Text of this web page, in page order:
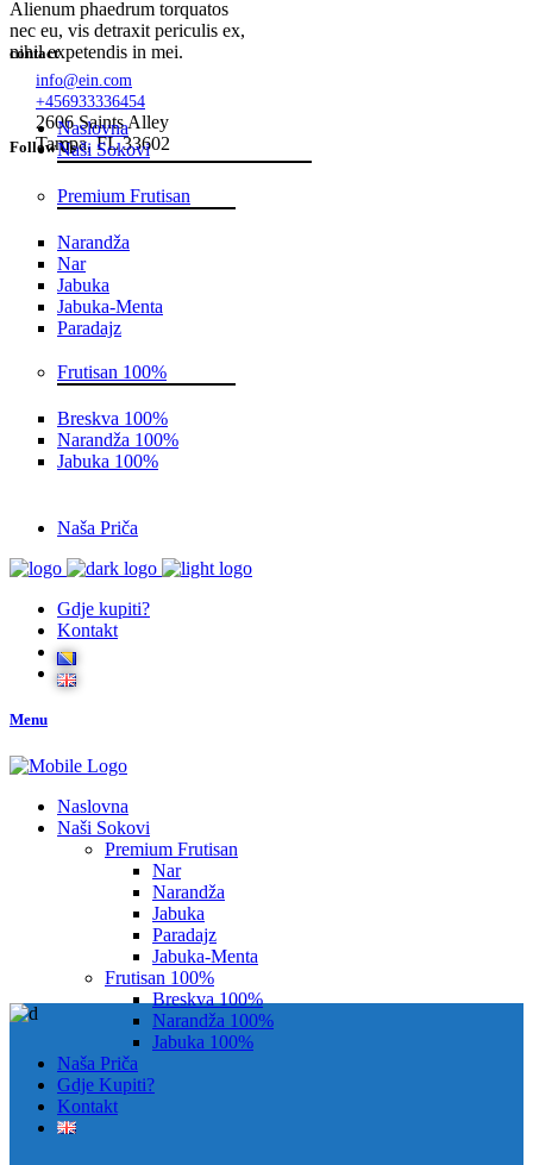
Alienum phaedrum torquatos
nec eu, vis detraxit periculis ex,
nihil expetendis in mei.
contact
info@ein.com
+456933336454
2606 Saints Alley
Tampa, FL 33602
Follow Us
Naslovna
Naši Sokovi
Premium Frutisan
Narandža
Nar
Jabuka
Jabuka-Menta
Paradajz
Frutisan 100%
Breskva 100%
Narandža 100%
Jabuka 100%
Naša Priča
Gdje kupiti?
Kontakt
Menu
Naslovna
Naši Sokovi
Premium Frutisan
Nar
Narandža
Jabuka
Paradajz
Jabuka-Menta
Frutisan 100%
Breskva 100%
Narandža 100%
Jabuka 100%
Naša Priča
Gdje Kupiti?
Kontakt